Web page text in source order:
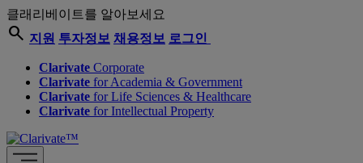
클래리베이트를 알아보세요
search 지원 투자정보 채용정보 로그인
Clarivate Corporate
Clarivate for Academia & Government
Clarivate for Life Sciences & Healthcare
Clarivate for Intellectual Property